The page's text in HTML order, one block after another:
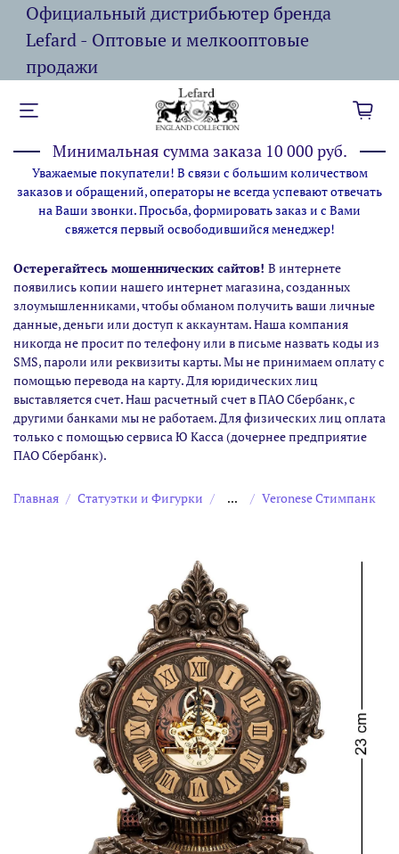
Официальный дистрибьютер бренда
Lefard - Оптовые и мелкооптовые
продажи
Минимальная сумма заказа 10 000 руб.
Уважаемые покупатели! В связи с большим количеством
заказов и обращений, операторы не всегда успевают отвечать
на Ваши звонки. Просьба, формировать заказ и с Вами
свяжется первый освободившийся менеджер!
Остерегайтесь мошеннических сайтов! В интернете
появились копии нашего интернет магазина,созданных
злоумышленниками, чтобы обманом получить ваши личные
данные, деньги или доступ к аккаунтам. Наша компания
никогда не просит по телефону или в письме назвать коды из
SMS, пароли или реквизиты карты. Мы не принимаем оплату с
помощью перевода на карту. Для юридических лиц
выставляется счет. Наш расчетный счет в ПАО Сбербанк, с
другими банками мы не работаем. Для физических лиц оплата
только с помощью сервиса Ю Касса (дочернее предприятие
ПАО Сбербанк).
Главная Статуэтки и Фигурки ... Veronese Стимпанк